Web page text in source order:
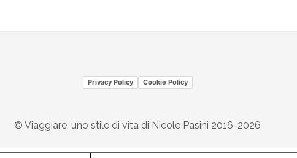
Privacy Policy Cookie Policy
© Viaggiare, uno stile di vita di Nicole Pasini 2016-2026